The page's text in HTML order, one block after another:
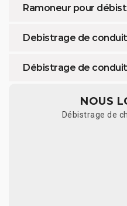
Ramoneur pour
Debistrage de
Débistrage de
NOUS
Débistrage de